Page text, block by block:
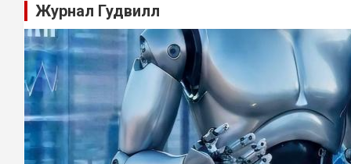
Журнал Гудвилл